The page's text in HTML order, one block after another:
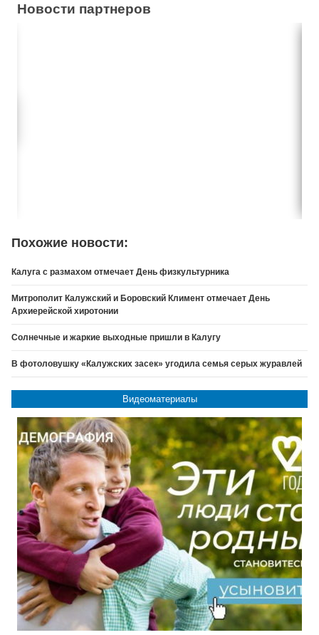
Новости партнеров
Похожие новости:
Калуга с размахом отмечает День физкультурника
Митрополит Калужский и Боровский Климент отмечает День
Архиерейской хиротонии
Солнечные и жаркие выходные пришли в Калугу
В фотоловушку «Калужских засек» угодила семья серых журавлей
Видеоматериалы